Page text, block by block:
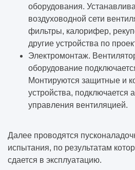
оборудования.
воздуховодной сети
фильтры, калорифер,
другие устройства по
Электромонтаж.
оборудование
Монтируются защитные и
устройства, подключается
управления вентиляцией.
Далее проводятся
испытания, по результатам
сдается в эксплуатацию.